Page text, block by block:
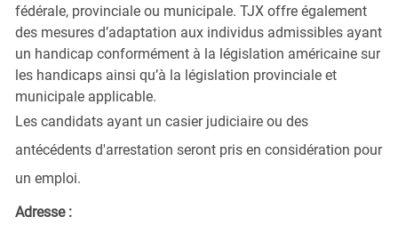
fédérale, provinciale ou municipale. TJX offre également
des mesures d’adaptation aux individus admissibles ayant
un handicap conformément à la législation américaine sur
les handicaps ainsi qu’à la législation provinciale et
municipale applicable.
Les candidats ayant un casier judiciaire ou des
antécédents d'arrestation seront pris en considération pour
un emploi.
Adresse :